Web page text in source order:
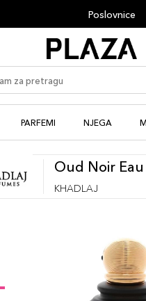
Poslovnice
PARFEMI NJEGA
Oud Noir
KHADLAJ